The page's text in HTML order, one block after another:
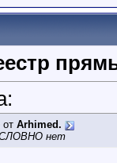
Arhimed.
нет